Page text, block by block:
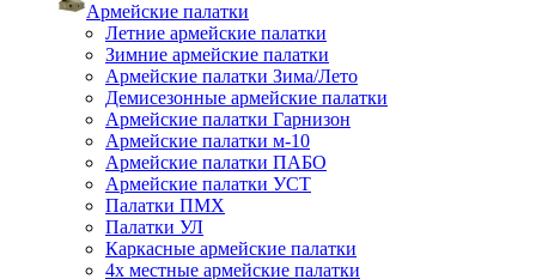
Армейские палатки
Летние армейские палатки
Зимние армейские палатки
Армейские палатки Зима/Лето
Демисезонные армейские палатки
Армейские палатки Гарнизон
Армейские палатки м-10
Армейские палатки ПАБО
Армейские палатки УСТ
Палатки ПМХ
Палатки УЛ
Каркасные армейские палатки
4х местные армейские палатки